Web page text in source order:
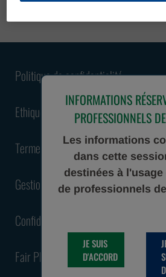
INFORMATIONS
PROFESSIONNELS
Les informations
dans cette
destinées à
de professionnels
JE SUIS
D'ACCORD
Politique de confidentialité
Ethique & Compliance
Termes et conditions
Gestion des Cookies
Confidentialité
Fair Play Menarini International